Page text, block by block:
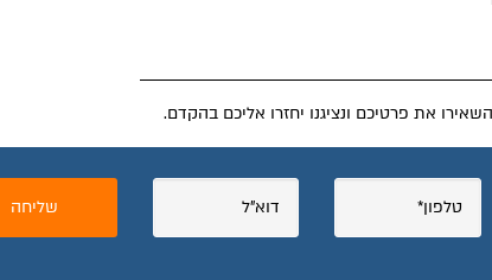
את פרטיכם ונציגנו יחזרו אליכם בהקדם.